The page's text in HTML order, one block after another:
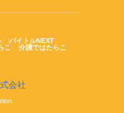
バイトルNEXT
こ 介護ではたらこ